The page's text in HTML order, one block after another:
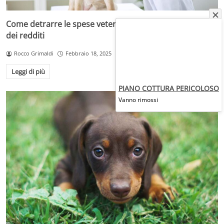
Come detrarre le spese veterinarie dalla dichiarazione
dei redditi
Rocco Grimaldi Febbraio 18, 2025
Leggi di più
PIANO COTTURA PERICOLOSO
Vanno rimossi